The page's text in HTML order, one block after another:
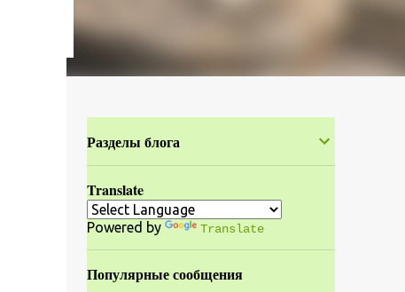
Разделы блога
Translate
Powered by Translate
Популярные сообщения